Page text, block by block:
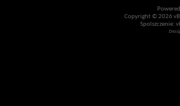
Copyright © 2026
Spolszczenie: